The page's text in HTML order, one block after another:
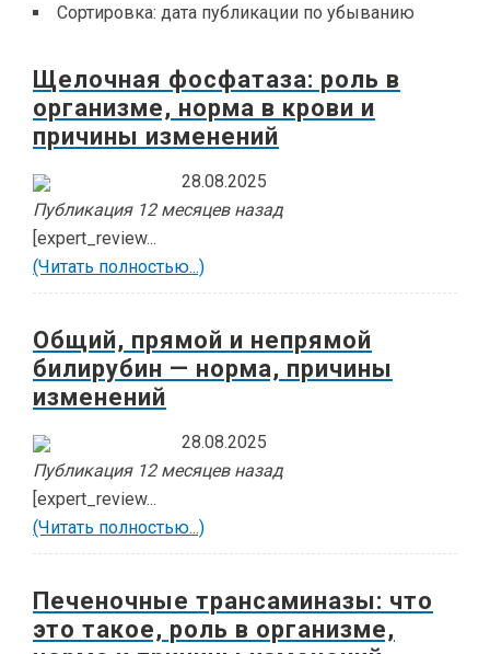
Сортировка: дата публикации по убыванию
Щелочная фосфатаза: роль в
организме, норма в крови и
причины изменений
28.08.2025
Публикация 12 месяцев назад
[expert_review...
(Читать полностью...)
Общий, прямой и непрямой
билирубин — норма, причины
изменений
28.08.2025
Публикация 12 месяцев назад
[expert_review...
(Читать полностью...)
Печеночные трансаминазы: что
это такое, роль в организме,